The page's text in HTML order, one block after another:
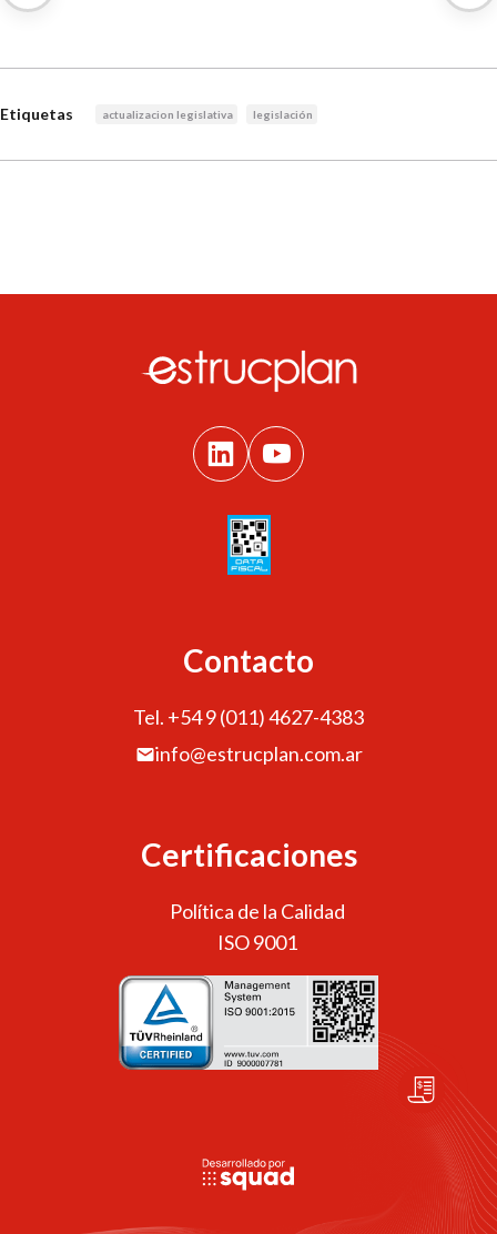
Etiquetas actualizacion legislativa legislación
Contacto
Tel. +54 9 (011) 4627-4383
info@estrucplan.com.ar
Certificaciones
Política de la Calidad
ISO 9001